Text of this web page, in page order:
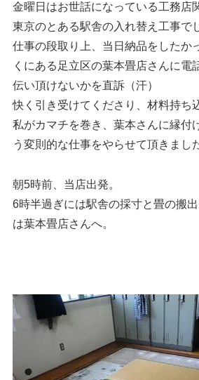
金曜日はお世話になっている工務店
東京のとある駅舎の入れ替え工事で
仕事の段取り上、当日納品をしたか
くにある足立区の葉本畳店さんに電
伝い頂けないかを直訴（汗）
快く引き受けてくださり、材料持ち
私がカマチを巻き、葉本さんに縁付
う変則的な仕事をやらせて頂きまし
朝5時前、当店出発。
6時半過ぎには駅舎の採寸と畳の搬
は葉本畳店さんへ。